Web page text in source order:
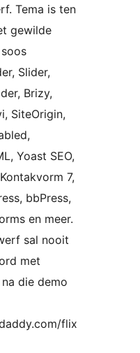
Tema is ten
gewilde
Slider,
Brizy,
SiteOrigin,
Yoast SEO,
7,
bbPress,
en meer.
sal nooit
met
die demo
flix